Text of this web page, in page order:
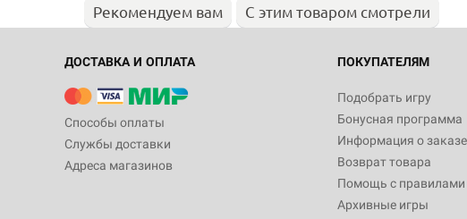
Рекомендуем вам С этим товаром смотрели
ДОСТАВКА И ОПЛАТА
Способы оплаты
Службы доставки
Адреса магазинов
ПОКУПАТЕЛЯМ
Подобрать игру
Бонусная программа
Информация о заказе
Возврат товара
Помощь с правилами
Архивные игры